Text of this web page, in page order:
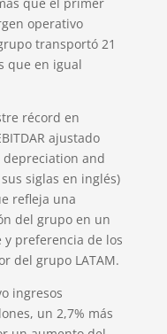
operativo
transportó 21
que en igual
récord en
ajustado
and
siglas en inglés)
refleja una
del grupo en un
preferencia de los
del grupo LATAM.
ingresos
un 2,7% más